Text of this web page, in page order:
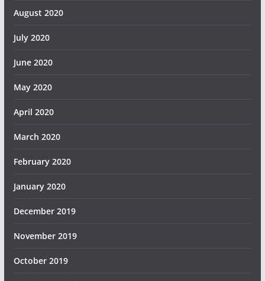
August 2020
July 2020
June 2020
May 2020
April 2020
March 2020
February 2020
January 2020
December 2019
November 2019
October 2019